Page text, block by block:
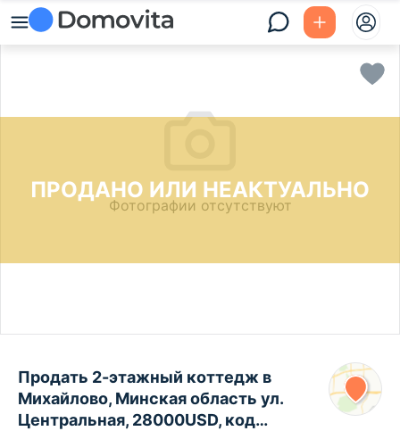
ПРОДАНО ИЛИ НЕАКТУАЛЬНО
Фотографии отсутствуют
Продать 2-этажный коттедж в
Михайлово, Минская область ул.
Центральная, 28000USD, код